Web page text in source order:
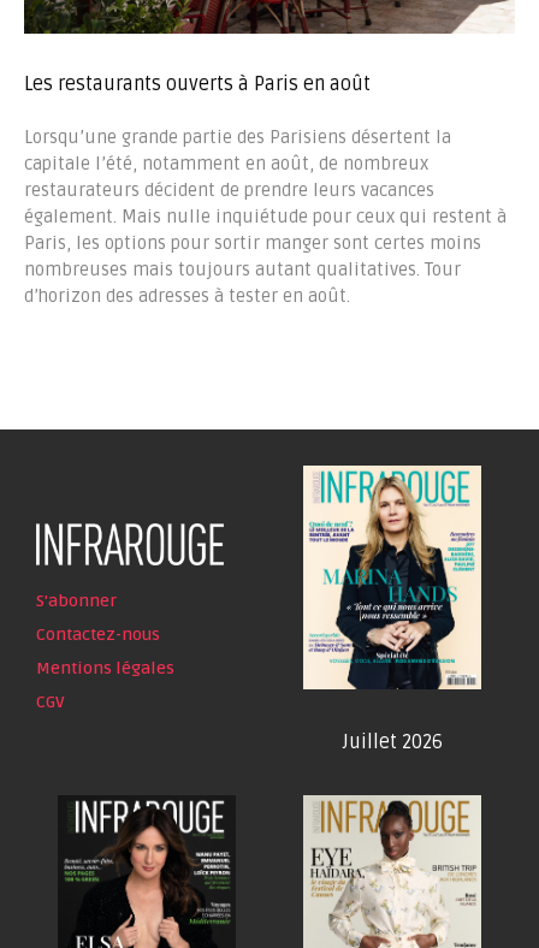
Les restaurants ouverts à Paris en août
Lorsqu’une grande partie des Parisiens désertent la
capitale l’été, notamment en août, de nombreux
restaurateurs décident de prendre leurs vacances
également. Mais nulle inquiétude pour ceux qui restent à
Paris, les options pour sortir manger sont certes moins
nombreuses mais toujours autant qualitatives. Tour
d’horizon des adresses à tester en août.
S'abonner
Contactez-nous
Mentions légales
CGV
Juillet 2026